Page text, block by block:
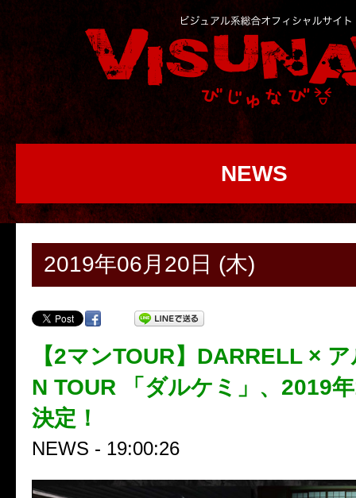
NEWS
2019年06月20日 (木)
【2マンTOUR】DARRELL ×
N TOUR 「ダルケミ」、2019
決定！
NEWS - 19:00:26